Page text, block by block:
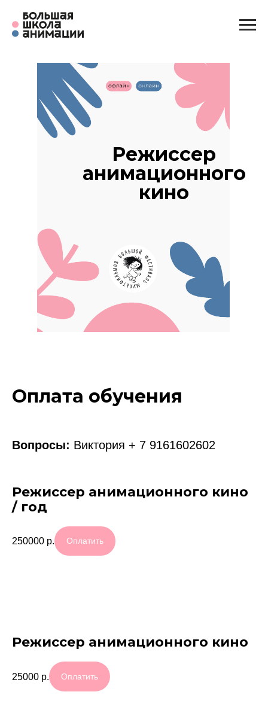
Режиссер
анимационного
кино
Оплата обучения
Вопросы: Виктория + 7 9161602602
Режиссер анимационного кино
/ год
250000 р. Оплатить
Режиссер анимационного кино
25000 р. Оплатить